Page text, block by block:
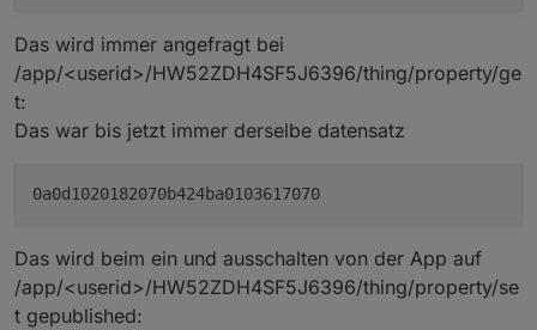
Das wird immer angefragt bei
/app/<userid>/HW52ZDH4SF5J6396/thing/property/ge
t:
Das war bis jetzt immer derselbe datensatz
Das wird beim ein und ausschalten von der App auf
/app/<userid>/HW52ZDH4SF5J6396/thing/property/se
t gepublished: